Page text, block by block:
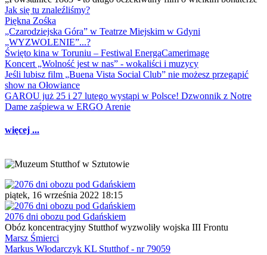
Jak się tu znaleźliśmy?
Piękna Zośka
„Czarodziejska Góra” w Teatrze Miejskim w Gdyni
„WYZWOLENIE”...?
Święto kina w Toruniu – Festiwal EnergaCamerimage
Koncert „Wolność jest w nas” - wokaliści i muzycy
Jeśli lubisz film „Buena Vista Social Club” nie możesz przegapić
show na Ołowiance
GAROU już 25 i 27 lutego wystąpi w Polsce! Dzwonnik z Notre
Dame zaśpiewa w ERGO Arenie
więcej ...
piątek, 16 września 2022 18:15
2076 dni obozu pod Gdańskiem
Obóz koncentracyjny Stutthof wyzwoliły wojska III Frontu
Marsz Śmierci
Markus Włodarczyk KL Stutthof - nr 79059